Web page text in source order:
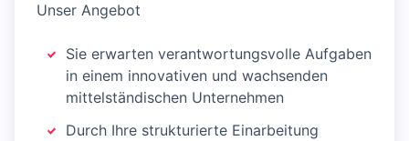
Unser Angebot
Sie erwarten verantwortungsvolle Aufgaben
in einem innovativen und wachsenden
mittelständischen Unternehmen
Durch Ihre strukturierte Einarbeitung